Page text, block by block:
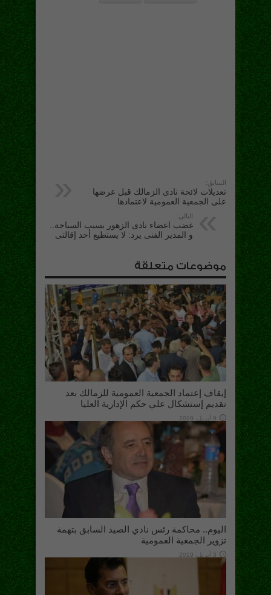
السابق:
تعديلات لائحة نادى الزمالك قبل عرضها
على الجمعية العمومية لاعتمادها
التالي:
غضب اعضاء نادى الزهور بسبب السباحة..
و المدير الفنى يرد: لا يستطيع أحد إقالتى
موضوعات متعلقة
إيقاف إعتماد الجمعية العمومية للزمالك بعد
تقديم إستشكال علي حكم الإدارية العليا
9 أبريل، 2019
اليوم.. محاكمة رئس نادي الصيد السابق بتهمة
تزوير الجمعية العمومية
3 أبريل، 2019